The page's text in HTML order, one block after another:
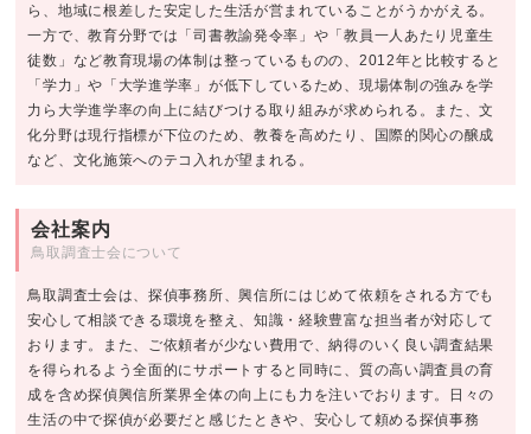
ら、地域に根差した安定した生活が営まれていることがうかがえる。
一方で、教育分野では「司書教諭発令率」や「教員一人あたり児童生
徒数」など教育現場の体制は整っているものの、2012年と比較すると
「学力」や「大学進学率」が低下しているため、現場体制の強みを学
力ら大学進学率の向上に結びつける取り組みが求められる。また、文
化分野は現行指標が下位のため、教養を高めたり、国際的関心の醸成
など、文化施策へのテコ入れが望まれる。
会社案内
鳥取調査士会について
鳥取調査士会は、探偵事務所、興信所にはじめて依頼をされる方でも
安心して相談できる環境を整え、知識・経験豊富な担当者が対応して
おります。また、ご依頼者が少ない費用で、納得のいく良い調査結果
を得られるよう全面的にサポートすると同時に、質の高い調査員の育
成を含め探偵興信所業界全体の向上にも力を注いでおります。日々の
生活の中で探偵が必要だと感じたときや、安心して頼める探偵事務